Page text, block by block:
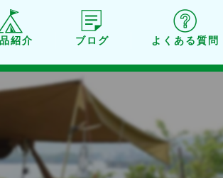
紹介
紹介
メンテナンス
ブログ よくある質問